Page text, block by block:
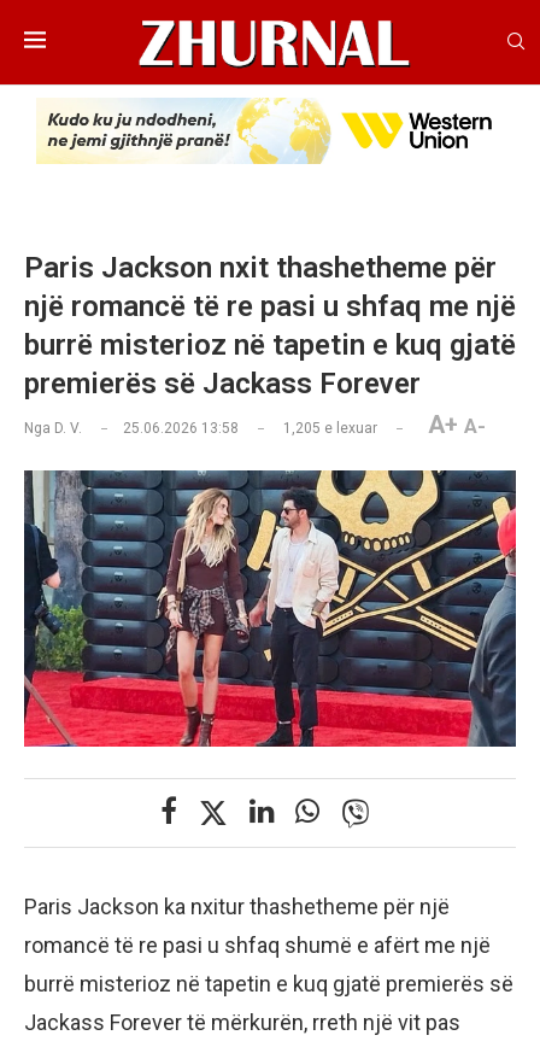
Paris Jackson nxit thashetheme për
një romancë të re pasi u shfaq me një
burrë misterioz në tapetin e kuq gjatë
premierës së Jackass Forever
Nga D. V. 25.06.2026 13:58 1,205 e lexuar A+ A-
Paris Jackson ka nxitur thashetheme për një
romancë të re pasi u shfaq shumë e afërt me një
burrë misterioz në tapetin e kuq gjatë premierës së
Jackass Forever të mërkurën, rreth një vit pas